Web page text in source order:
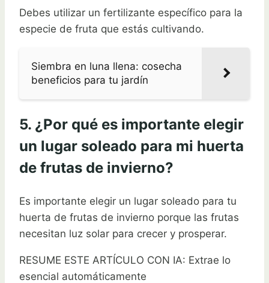
Debes utilizar un fertilizante específico para la
especie de fruta que estás cultivando.
Siembra en luna llena: cosecha
beneficios para tu jardín
5. ¿Por qué es importante elegir
un lugar soleado para mi huerta
de frutas de invierno?
Es importante elegir un lugar soleado para tu
huerta de frutas de invierno porque las frutas
necesitan luz solar para crecer y prosperar.
RESUME ESTE ARTÍCULO CON IA: Extrae lo
esencial automáticamente